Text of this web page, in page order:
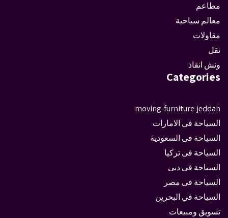
مطاعم
معالم سياحية
مقاولات
نقل
ونش انقاذ
Categories
moving-furniture-jeddah
السياحة فى الامارات
السياحة فى السعودية
السياحة فى تركيا
السياحة فى دبى
السياحة فى مصر
السياحة في البحرين
تسويق ومبيعات